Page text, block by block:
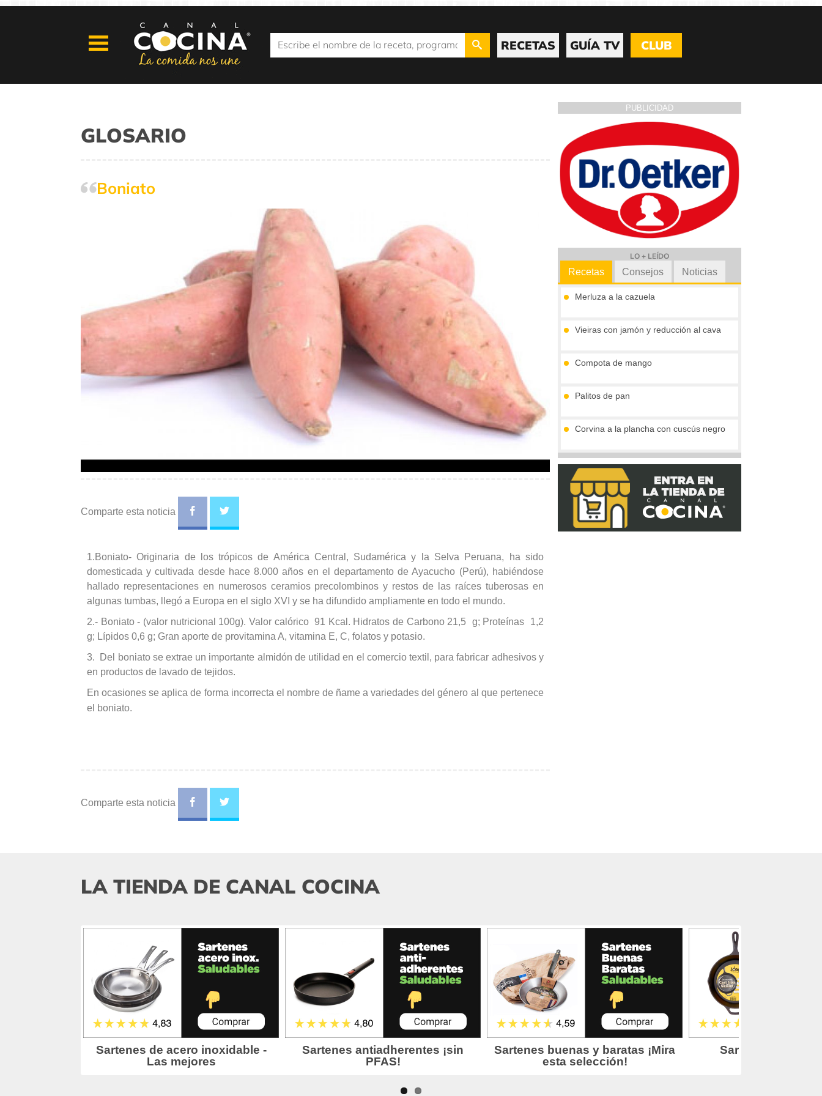
RECETAS GUÍA TV CLUB
GLOSARIO
Boniato
Comparte esta noticia
1.Boniato- Originaria de los trópicos de América Central, Sudamérica y la Selva Peruana, ha sido
domesticada y cultivada desde hace 8.000 años en el departamento de Ayacucho (Perú), habiéndose
hallado representaciones en numerosos ceramios precolombinos y restos de las raíces tuberosas en
algunas tumbas, llegó a Europa en el siglo XVI y se ha difundido ampliamente en todo el mundo.
2.- Boniato - (valor nutricional 100g). Valor calórico 91 Kcal. Hidratos de Carbono 21,5 g; Proteínas 1,2
g; Lípidos 0,6 g; Gran aporte de provitamina A, vitamina E, C, folatos y potasio.
3. Del boniato se extrae un importante almidón de utilidad en el comercio textil, para fabricar adhesivos y
en productos de lavado de tejidos.
En ocasiones se aplica de forma incorrecta el nombre de ñame a variedades del género al que pertenece
el boniato.
Comparte esta noticia
PUBLICIDAD
LO + LEÍDO
Recetas
Merluza a la cazuela
Vieiras con jamón y reducción al cava
Compota de mango
Palitos de pan
Corvina a la plancha con cuscús negro
Tronco de chocolate y turrón (sin gluten)
Consejos Noticias
LA TIENDA DE CANAL COCINA